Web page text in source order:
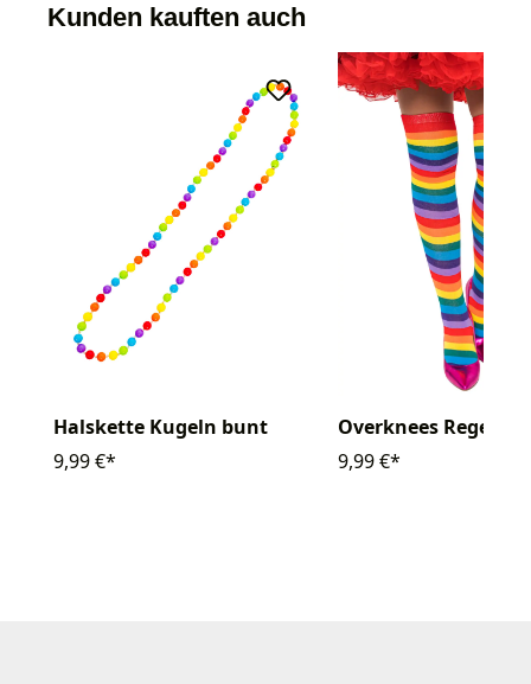
Kunden kauften auch
Halskette Kugeln bunt
9,99 €*
Overknees
9,99 €*